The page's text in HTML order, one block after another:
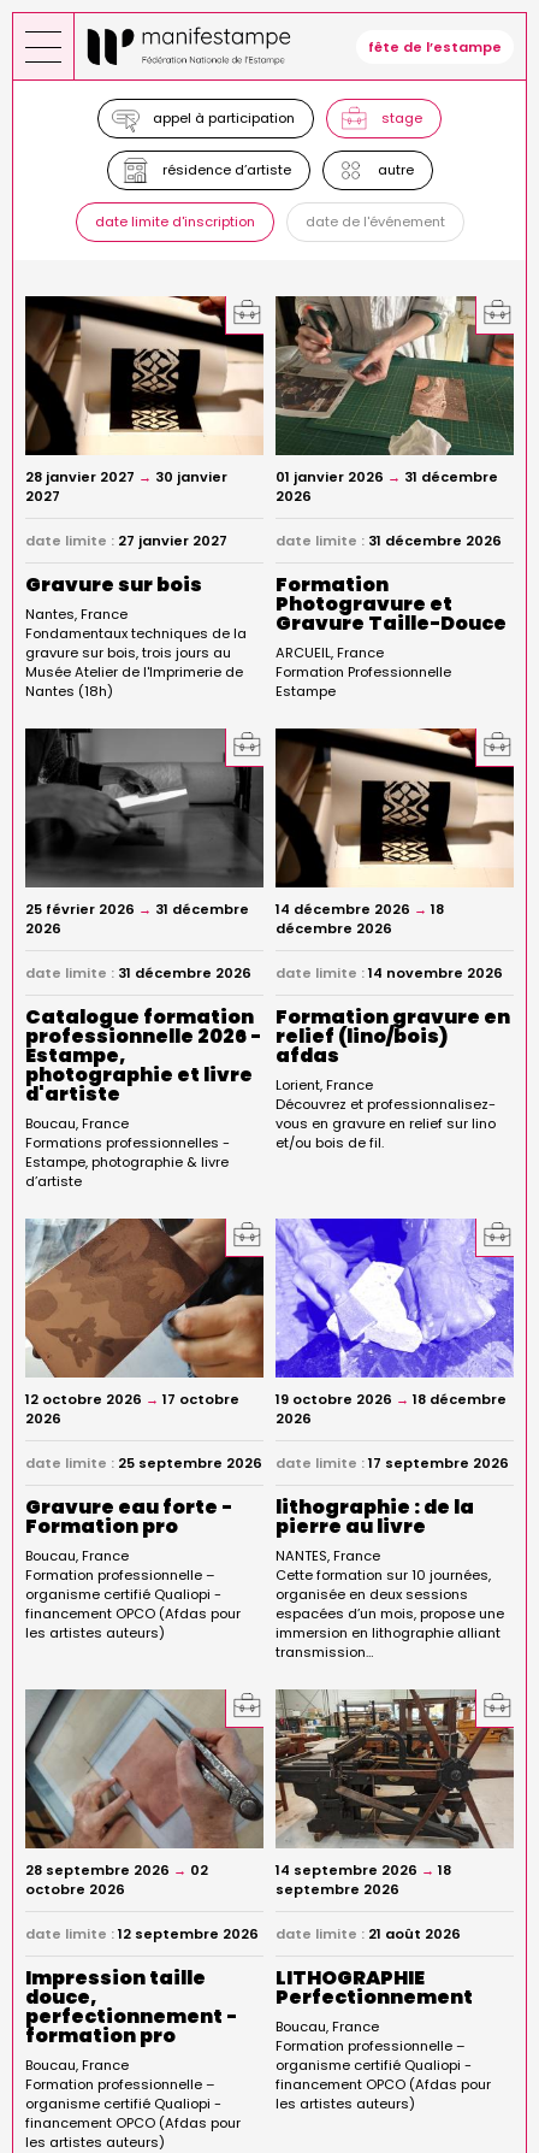
Aller
au
contenu
fête de l’estampe
appel à participation stage
résidence d’artiste autre
date limite d'inscription date de l'événement
28 janvier 2027 → 30 janvier
2027
date limite : 27 janvier 2027
Gravure sur bois
Nantes France
Fondamentaux techniques de la
gravure sur bois, trois jours au
Musée Atelier de l'Imprimerie de
Nantes (18h)
01 janvier 2026 → 31 décembre
2026
date limite : 31 décembre 2026
Formation
Photogravure et
Gravure Taille-Douce
ARCUEIL France
Formation Professionnelle
Estampe
25 février 2026 → 31 décembre
2026
date limite : 31 décembre 2026
Catalogue formation
professionnelle 2026 -
Estampe,
photographie et livre
d'artiste
Boucau France
Formations professionnelles -
Estampe, photographie & livre
d’artiste
14 décembre 2026 → 18
décembre 2026
date limite :14 novembre 2026
Formation gravure en
relief (lino/bois)
afdas
Lorient France
Découvrez et professionnalisez-
vous en gravure en relief sur lino
et/ou bois de fil.
12 octobre 2026 → 17 octobre
2026
date limite : 25 septembre 2026
Gravure eau forte -
Formation pro
Boucau France
Formation professionnelle –
organisme certifié Qualiopi -
financement OPCO (Afdas pour
les artistes auteurs)
19 octobre 2026 → 18 décembre
2026
date limite :17 septembre 2026
lithographie : de la
pierre au livre
NANTES France
Cette formation sur 10 journées,
organisée en deux sessions
espacées d’un mois, propose une
immersion en lithographie alliant
transmission…
28 septembre 2026 → 02
octobre 2026
date limite :12 septembre 2026
Impression taille
douce,
perfectionnement -
formation pro
Boucau France
Formation professionnelle –
organisme certifié Qualiopi -
financement OPCO (Afdas pour
les artistes auteurs)
14 septembre 2026 → 18
septembre 2026
date limite : 21 août 2026
LITHOGRAPHIE
Perfectionnement
Boucau France
Formation professionnelle –
organisme certifié Qualiopi -
financement OPCO (Afdas pour
les artistes auteurs)